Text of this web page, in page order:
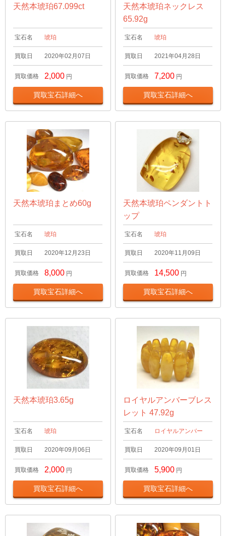
天然本琥珀67.099ct
宝石名 琥珀
買取日 2020年02月07日
買取価格 2,000 円
買取宝石詳細へ
天然本琥珀ネックレス
65.92g
宝石名 琥珀
買取日 2021年04月28日
買取価格 7,200 円
買取宝石詳細へ
天然本琥珀まとめ60g
宝石名 琥珀
買取日 2020年12月23日
買取価格 8,000 円
買取宝石詳細へ
天然本琥珀ペンダントト
ップ
宝石名 琥珀
買取日 2020年11月09日
買取価格 14,500 円
買取宝石詳細へ
天然本琥珀3.65g
宝石名 琥珀
買取日 2020年09月06日
買取価格 2,000 円
買取宝石詳細へ
ロイヤルアンバーブレス
レット 47.92g
宝石名 ロイヤルアンバー
買取日 2020年09月01日
買取価格 5,900 円
買取宝石詳細へ